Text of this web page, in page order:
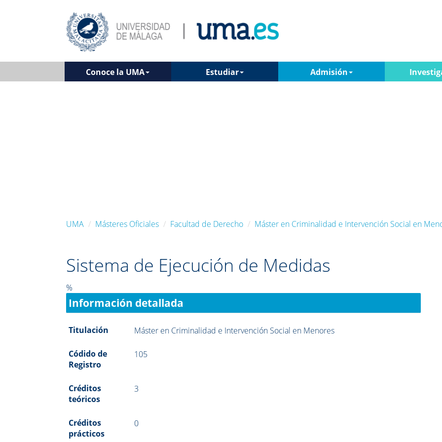
Conoce la UMA Estudiar Admisión
UMA Másteres Oficiales Facultad de Derecho Máster en Criminalidad e Intervención Social en
Sistema de Ejecución de Medidas
%
Información detallada
Titulación Máster en Criminalidad e Intervención Social en Menores
Códido de
Registro
105
Créditos
teóricos
3
Créditos
prácticos
0